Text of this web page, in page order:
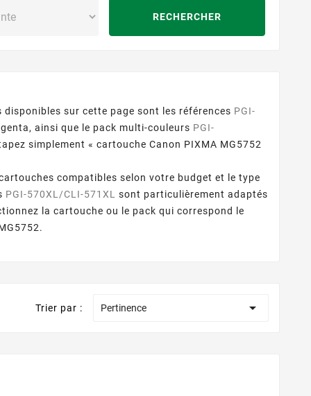
RECHERCHER
sur cette page sont les références PGI-
ainsi que le pack multi-couleurs PGI-
simplement « cartouche Canon PIXMA MG5752
compatibles selon votre budget et le type
PGI-570XL/CLI-571XL
sont particulièrement adaptés
la cartouche ou le pack qui correspond le
Trier par : Pertinence 